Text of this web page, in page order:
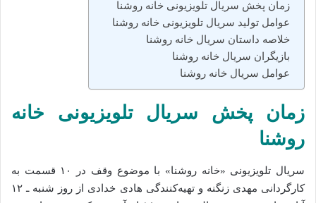
زمان پخش سریال تلویزیونی خانه روشنا
عوامل تولید سریال تلویزیونی خانه روشنا
خلاصه داستان سریال خانه روشنا
بازیگران سریال خانه روشنا
عوامل سریال خانه روشنا
زمان پخش سریال تلویزیونی خانه
روشنا
سریال تلویزیونی «خانه روشنا» با موضوع وقف در ۱۰ قسمت به
کارگردانی مهدی زنگنه و تهیه‌کنندگی هادی خدادی از روز شنبه ـ ۱۲